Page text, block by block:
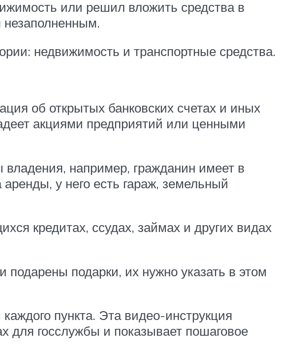
или решил вложить средства в
незаполненным.
недвижимость и транспортные средства.
об открытых банковских счетах и иных
акциями предприятий или ценными
например, гражданин имеет в
у него есть гараж, земельный
кредитах, ссудах, займах и других видах
подарки, их нужно указать в этом
пункта. Эта видео-инструкция
для госслужбы и показывает пошаговое